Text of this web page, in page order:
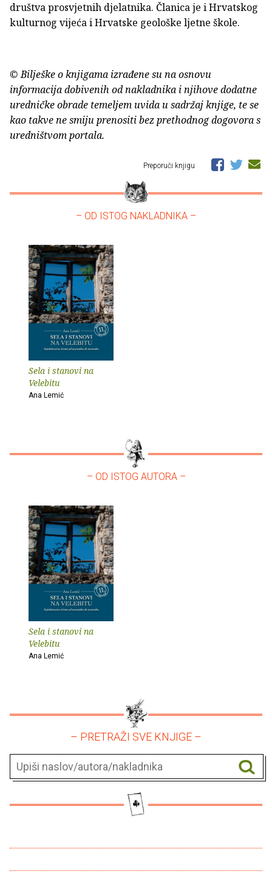
društva prosvjetnih djelatnika. Članica je i Hrvatskog
kulturnog vijeća i Hrvatske geološke ljetne škole.
© Bilješke o knjigama izrađene su na osnovu
informacija dobivenih od nakladnika i njihove dodatne
uredničke obrade temeljem uvida u sadržaj knjige, te se
kao takve ne smiju prenositi bez prethodnog dogovora s
uredništvom portala.
Preporuči knjigu
– OD ISTOG NAKLADNIKA –
Sela i stanovi na
Velebitu
Ana Lemić
– OD ISTOG AUTORA –
Sela i stanovi na
Velebitu
Ana Lemić
– PRETRAŽI SVE KNJIGE –